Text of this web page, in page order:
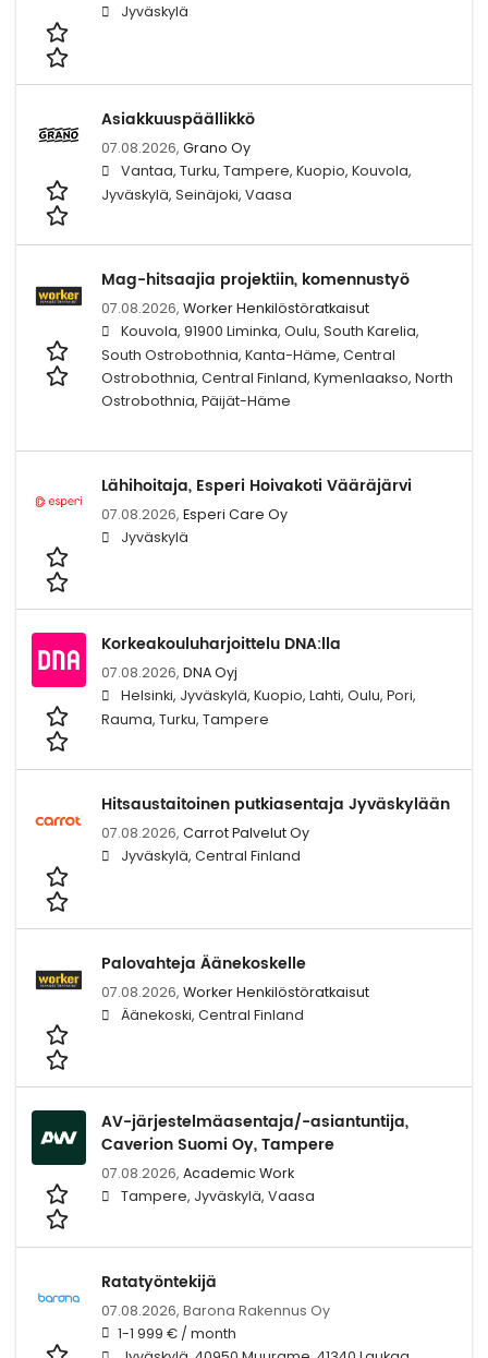
Jyväskylä
Asiakkuuspäällikkö
07.08.2026, Grano Oy
Vantaa, Turku, Tampere, Kuopio, Kouvola,
Jyväskylä, Seinäjoki, Vaasa
Mag-hitsaajia projektiin, komennustyö
07.08.2026, Worker Henkilöstöratkaisut
Kouvola, 91900 Liminka, Oulu, South Karelia,
South Ostrobothnia, Kanta-Häme, Central
Ostrobothnia, Central Finland, Kymenlaakso, North
Ostrobothnia, Päijät-Häme
Lähihoitaja, Esperi Hoivakoti Vääräjärvi
07.08.2026, Esperi Care Oy
Jyväskylä
Korkeakouluharjoittelu DNA:lla
07.08.2026, DNA Oyj
Helsinki, Jyväskylä, Kuopio, Lahti, Oulu, Pori,
Rauma, Turku, Tampere
Hitsaustaitoinen putkiasentaja Jyväskylään
07.08.2026, Carrot Palvelut Oy
Jyväskylä, Central Finland
Palovahteja Äänekoskelle
07.08.2026, Worker Henkilöstöratkaisut
Äänekoski, Central Finland
AV-järjestelmäasentaja/-asiantuntija,
Caverion Suomi Oy, Tampere
07.08.2026, Academic Work
Tampere, Jyväskylä, Vaasa
Ratatyöntekijä
07.08.2026, Barona Rakennus Oy
1-1 999 € / month